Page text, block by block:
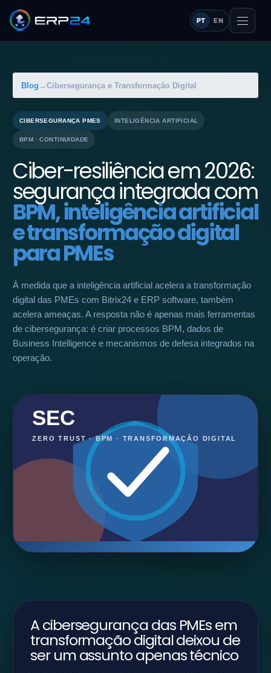
PT EN
Blog → Cibersegurança e Transformação Digital
CIBERSEGURANÇA PMES INTELIGÊNCIA ARTIFICIAL
BPM · CONTINUIDADE
Ciber-resiliência em 2026:
segurança integrada com
BPM, inteligência artificial
e transformação digital
para PMEs
À medida que a inteligência artificial acelera a transformação
digital das PMEs com Bitrix24 e ERP software, também
acelera ameaças. A resposta não é apenas mais ferramentas
de cibersegurança: é criar processos BPM, dados de
Business Intelligence e mecanismos de defesa integrados na
operação.
SEC
ZERO TRUST · BPM · TRANSFORMAÇÃO DIGITAL
A cibersegurança das PMEs em
transformação digital deixou de
ser um assunto apenas técnico